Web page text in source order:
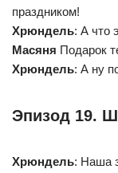
праздником!
Хрюндель: А что
Масяня Подарок
Хрюндель: А ну
Эпизод 19.
Хрюндель: Наша